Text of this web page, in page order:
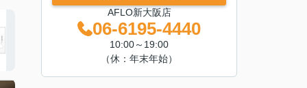
AFLO新大阪店
06-6195-4440
10:00～19:00
（休：年末年始）